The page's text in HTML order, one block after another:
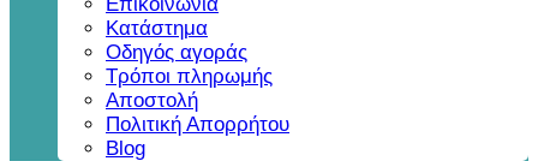
Κατάστημα
Οδηγός αγοράς
Τρόποι πληρωμής
Αποστολή
Πολιτική Απορρήτου
Blog